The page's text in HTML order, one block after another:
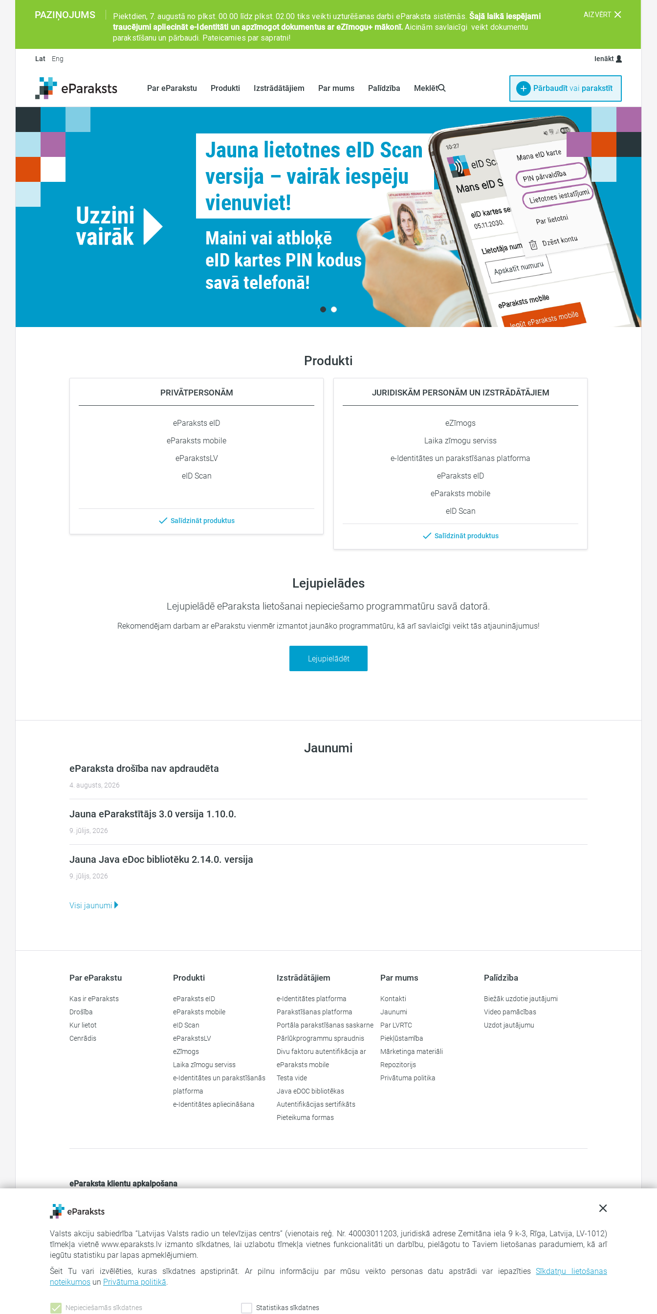
PAZIŅOJUMS Piektdien, 7. augustā no plkst. 00.00 līdz plkst. 02.00 tiks veikti uzturēšanas darbi eParaksta sistēmās. Šajā laikā iespējami
traucējumi apliecināt e-Identitāti un apzīmogot dokumentus ar eZīmogu+ mākonī. Aicinām savlaicīgi veikt dokumentu
parakstīšanu un pārbaudi. Pateicamies par sapratni!
AIZVĒRT
Lat Eng Ienākt
Internetbankas
eParaksts mobile
eID karte un eParaksts karte
eID Scan
Par eParakstu Produkti
eZīmogs
Laika zīmogu serviss
e-Identitātes un
parakstīšanās platforma
e-Identitātes
apliecināšana
Izstrādātājiem
Portāla parakstīšanas
saskarne
Pārlūkprogrammu
spraudnis
Divu faktoru
Testa vide
Java eDOC bibliotēkas
Autentifikācijas sertifikāts
Par mums
Par LVRTC
Piekļūstamība
Mārketinga materiāli
Privātuma politika
Palīdzība
Uzdot jautājumu
Meklēt Pārbaudīt vai parakstīt
Produkti
PRIVĀTPERSONĀM
eParaksts eID
eParaksts mobile
eParakstsLV
eID Scan
Salīdzināt produktus
JURIDISKĀM PERSONĀM UN IZSTRĀDĀTĀJIEM
eZīmogs
Laika zīmogu serviss
e-Identitātes un parakstīšanas platforma
eParaksts eID
eParaksts mobile
eID Scan
Salīdzināt produktus
Lejupielādes
Lejupielādē eParaksta lietošanai nepieciešamo programmatūru savā datorā.
Rekomendējam darbam ar eParakstu vienmēr izmantot jaunāko programmatūru, kā arī savlaicīgi veikt tās atjauninājumus!
Lejupielādēt
Jaunumi
eParaksta drošība nav apdraudēta
4. augusts, 2026
Jauna eParakstītājs 3.0 versija 1.10.0.
9. jūlijs, 2026
Jauna Java eDoc bibliotēku 2.14.0. versija
9. jūlijs, 2026
Visi jaunumi
Par eParakstu
Kas ir eParaksts
Drošība
Kur lietot
Cenrādis
Produkti
eParaksts eID
eParaksts mobile
eID Scan
eParakstsLV
eZīmogs
Laika zīmogu serviss
e-Identitātes un parakstīšanās
platforma
e-Identitātes apliecināšana
Izstrādātājiem
e-Identitātes platforma
Parakstīšanas platforma
Portāla parakstīšanas saskarne
Pārlūkprogrammu spraudnis
Divu faktoru autentifikācija ar
eParaksts mobile
Testa vide
Java eDOC bibliotēkas
Autentifikācijas sertifikāts
Pieteikuma formas
Par mums
Kontakti
Jaunumi
Par LVRTC
Piekļūstamība
Mārketinga materiāli
Repozitorijs
Privātuma politika
Palīdzība
Biežāk uzdotie jautājumi
Video pamācības
Uzdot jautājumu
eParaksta klientu apkalpošana
Tālrunis: 67108787
E-pasts:eparaksts@eparaksts.lv
Klātienes apmeklējums iespējams tikai ar iepriekšēju pierakstu
Valsts akciju sabiedrība “Latvijas Valsts radio un televīzijas centrs” (vienotais reģ. Nr. 40003011203, juridiskā adrese Zemitāna iela 9 k-3, Rīga, Latvija, LV-1012)
tīmekļa vietnē www.eparaksts.lv izmanto sīkdatnes, lai uzlabotu tīmekļa vietnes funkcionalitāti un darbību, pielāgotu to Taviem lietošanas paradumiem, kā arī
iegūtu statistiku par lapas apmeklējumiem.
Šeit Tu vari izvēlēties, kuras sīkdatnes apstiprināt. Ar pilnu informāciju par mūsu veikto personas datu apstrādi var iepazītiesSīkdatņu lietošanas
noteikumos un Privātuma politikā.
Nepieciešamās sīkdatnes Statistikas sīkdatnes